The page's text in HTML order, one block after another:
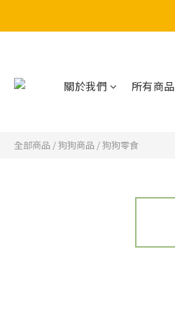
關於我們 所有商品
全部商品 /狗狗商品 /狗狗零食